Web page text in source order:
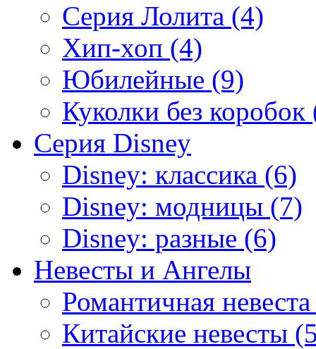
Серия Лолита (4)
Хип-хоп (4)
Юбилейные (9)
Куколки без коробок
Серия Disney
Disney: классика (6)
Disney: модницы (7)
Disney: разные (6)
Невесты и Ангелы
Романтичная
Китайские невесты